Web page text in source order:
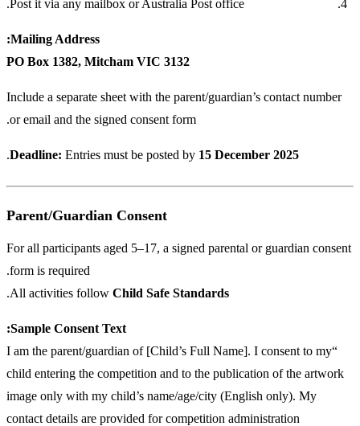
Post it via any mailbox or Australia Post office.
Mailing Address:
PO Box 1382, Mitcham VIC 3132
Include a separate sheet with the parent/guardian’s contact number
or email and the signed consent form.
Deadline: Entries must be posted by 15 December 2025
.
Parent/Guardian Consent
For all participants aged 5–17, a signed parental or guardian consent
form is required.
All activities follow Child Safe Standards
.
Sample Consent Text:
“I am the parent/guardian of [Child’s Full Name]. I consent to my
child entering the competition and to the publication of the artwork
image only with my child’s name/age/city (English only). My
contact details are provided for competition administration